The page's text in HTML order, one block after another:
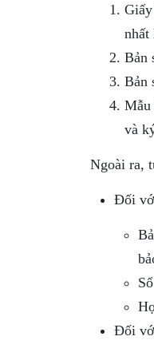
nhất
Bản
Bản
và
Ngoài ra,
Đối
Đối